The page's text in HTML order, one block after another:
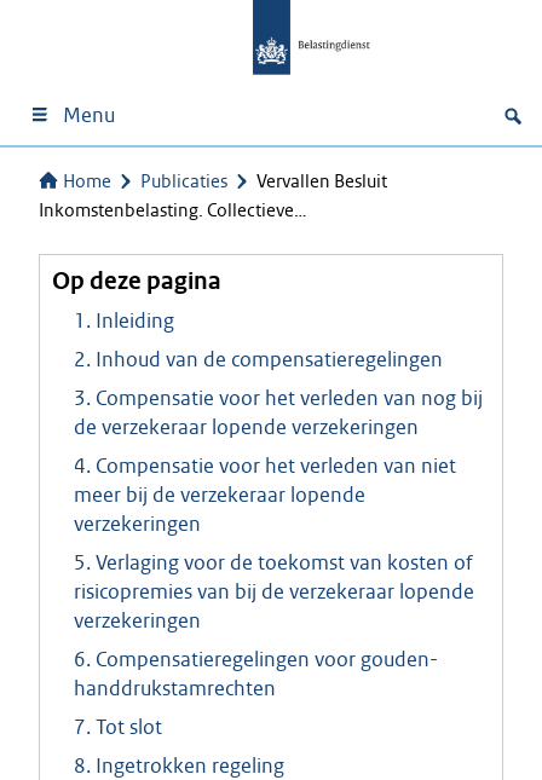
Menu
Home Publicaties
Vervallen Besluit
Inkomstenbelasting. Collectieve…
Op deze pagina
1. Inleiding
2. Inhoud van de compensatieregelingen
3. Compensatie voor het verleden van nog bij
de verzekeraar lopende verzekeringen
4. Compensatie voor het verleden van niet
meer bij de verzekeraar lopende
verzekeringen
5. Verlaging voor de toekomst van kosten of
risicopremies van bij de verzekeraar lopende
verzekeringen
6. Compensatieregelingen voor gouden-
handdrukstamrechten
7. Tot slot
8. Ingetrokken regeling